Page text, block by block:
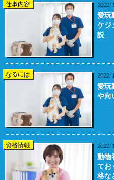
仕事内容 2022/
愛玩
ケジ
説
なるには 2022/
愛玩
や向
資格情報 2022/
動物
てお
格な